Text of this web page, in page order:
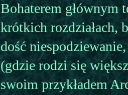
Bohaterem głównym
krótkich rozdziałach,
dość
(gdzie rodzi się
swoim przykładem